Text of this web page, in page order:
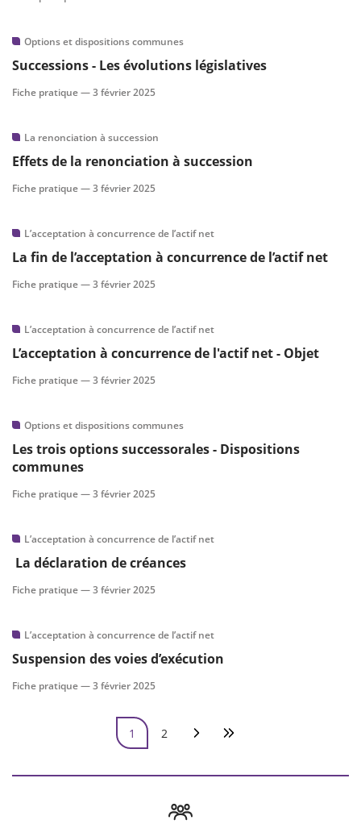
Options et dispositions communes
Successions - Les évolutions législatives
Fiche pratique —3 février 2025
La renonciation à succession
Effets de la renonciation à succession
Fiche pratique —3 février 2025
L’acceptation à concurrence de l’actif net
La fin de l’acceptation à concurrence de l’actif net
Fiche pratique —3 février 2025
L’acceptation à concurrence de l’actif net
L’acceptation à concurrence de l'actif net - Objet
Fiche pratique —3 février 2025
Options et dispositions communes
Les trois options successorales - Dispositions
communes
Fiche pratique —3 février 2025
L’acceptation à concurrence de l’actif net
La déclaration de créances
Fiche pratique —3 février 2025
L’acceptation à concurrence de l’actif net
Suspension des voies d’exécution
Fiche pratique —3 février 2025
Page courante
1 Page
2 Page suivanteDernière page